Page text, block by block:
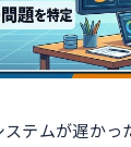
ステムが遅か